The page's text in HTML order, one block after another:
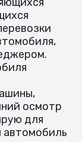
осмотр
для
автомобиль